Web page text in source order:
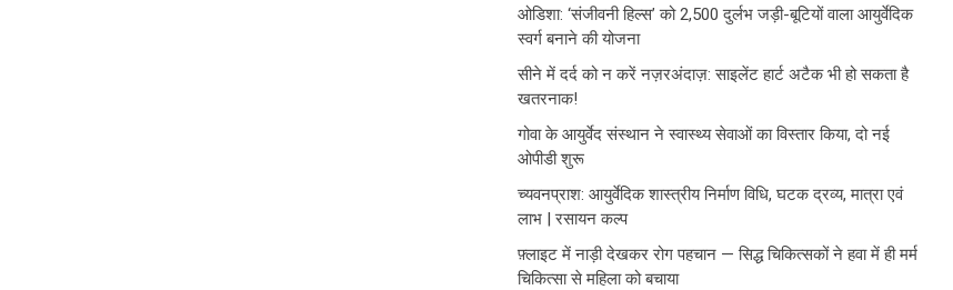
ओडिशा: ‘संजीवनी हिल्स’ को 2,500 दुर्लभ जड़ी-बूटियों वाला आयुर्वेदिक
स्वर्ग बनाने की योजना
सीने में दर्द को न करें नज़रअंदाज़: साइलेंट हार्ट अटैक भी हो सकता है
खतरनाक!
गोवा के आयुर्वेद संस्थान ने स्वास्थ्य सेवाओं का विस्तार किया, दो नई
ओपीडी शुरू
च्यवनप्राश: आयुर्वेदिक शास्त्रीय निर्माण विधि, घटक द्रव्य, मात्रा एवं
लाभ | रसायन कल्प
फ़्लाइट में नाड़ी देखकर रोग पहचान — सिद्ध चिकित्सकों ने हवा में ही मर्म
चिकित्सा से महिला को बचाया